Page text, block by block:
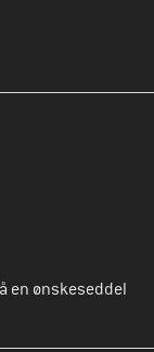
trin din
en ønskeseddel